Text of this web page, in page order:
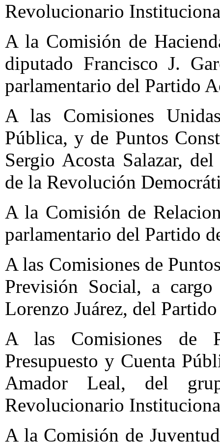
Revolucionario
A la Comisión de
diputado Francisco J.
parlamentario del Partido
A las Comisiones
Pública, y de Puntos
Sergio Acosta Salazar,
de la Revolución
A la Comisión de
parlamentario del Partido
A las Comisiones de
Previsión Social, a
Lorenzo Juárez, del
A las Comisiones de
Presupuesto y Cuenta
Amador Leal, del
Revolucionario
A la Comisión de